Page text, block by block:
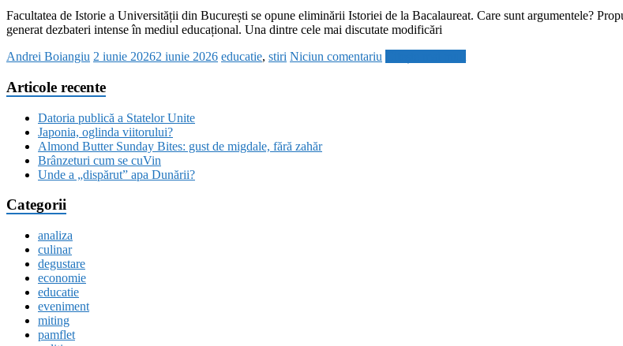
Facultatea de Istorie a Universității din București se opune eliminării Istoriei de la Bacalaureat. Care sunt argumentele?
generat dezbateri intense în mediul educațional. Una dintre cele mai discutate modificări
Andrei Boiangiu 2 iunie 20262 iunie 2026 educatie, stiri Niciun comentariu
Articole recente
Datoria publică a Statelor Unite
Japonia, oglinda viitorului?
Almond Butter Sunday Bites: gust de migdale, fără zahăr
Brânzeturi cum se cuVin
Unde a „dispărut” apa Dunării?
Categorii
analiza
culinar
degustare
economie
educatie
eveniment
miting
pamflet